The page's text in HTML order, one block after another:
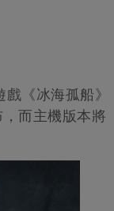
《冰海孤船》
而主機版本將